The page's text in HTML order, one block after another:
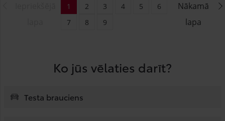
Nākamā
lapa
1 2 3 4 5
6
7
8 9
Ko jūs vēlaties darīt?
Testa brauciens